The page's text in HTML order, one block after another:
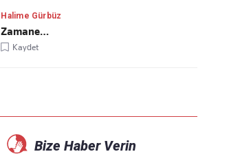
Halime Gürbüz
Zamane…
Kaydet
Bize Haber Verin